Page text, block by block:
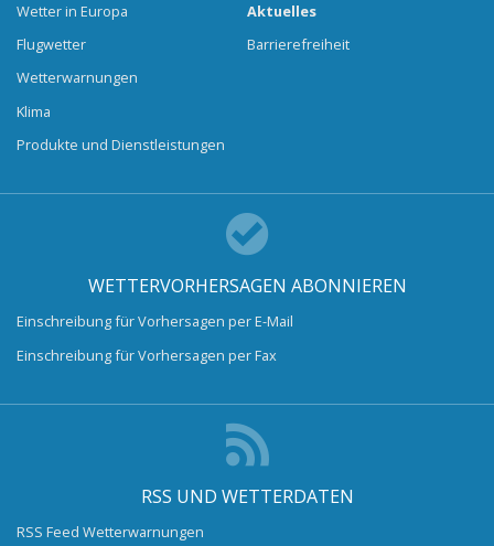
Wetter in Europa
Flugwetter
Wetterwarnungen
Klima
Produkte und Dienstleistungen
Aktuelles
Barrierefreiheit
WETTERVORHERSAGEN ABONNIEREN
Einschreibung für Vorhersagen per E-Mail
Einschreibung für Vorhersagen per Fax
RSS UND WETTERDATEN
RSS Feed Wetterwarnungen